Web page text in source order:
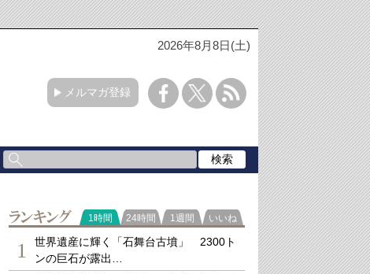
2026年8月8日(土)
メルマガ登録
ランキング
1時間 24時間 1週間 いいね
1
世界遺産に輝く「石舞台古墳」 2300ト
ンの巨石が露出…